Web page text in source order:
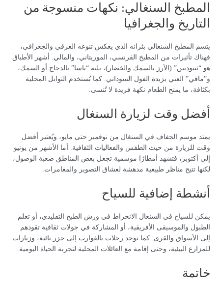
المطبخ السنغالي: نكهات منسوجة من
التاريخ والجغرافيا
يتسم المطبخ السنغالي بثرائه الذي يعكس تنوعه العرقي والجغرافي،
فهناك تأثيرات من المطبخ الفرنسي، الموريتاني، والمالي. أشهر الأطباق
هو “ثيبوديين” (الأرز بالسمك والخضار)، يليه “ياسا” بالدجاج أو السمك،
و”مافي” الغني بزبدة الفول السوداني. كما تُستخدم التوابل المحلية
بكثافة، ما يمنح الطعام نكهة فريدة لا تُنسى.
أفضل وقت لزيارة السنغال
يمتد موسم الجفاف في السنغال من نوفمبر حتى مايو، ويُعتبر أفضل
وقت للزيارة من حيث الطقس والفعاليات الثقافية. أما الأشهر من يونيو
إلى أكتوبر، فتشهد أمطارًا موسمية تجعل بعض المناطق صعبة الوصول،
لكنها تتيح مناظر طبيعية مدهشة لعشاق التصوير والمغامرات.
أنشطة إضافية للسياح
يمكن للسياح في السنغال الانخراط في ورش الطبخ التقليدي، أو تعلم
الطبول والموسيقى الأفريقية، أو المشاركة في جولات ثقافية تقودهم
إلى الأسواق والقرى. كما توجد رحلات بالقوارب إلى جزر نائية، وزيارات
للمزارع البيئية، وحتى إقامة مع العائلات المحلية لتجربة الحياة اليومية.
خاتمة